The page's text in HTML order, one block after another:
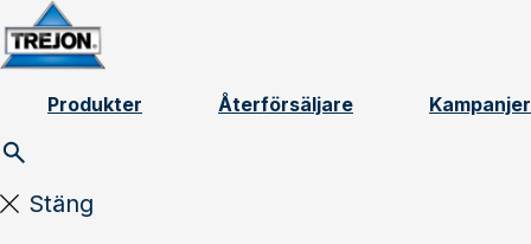
Skip to content
Produkter Återförsäljare Kampanjer
Stäng